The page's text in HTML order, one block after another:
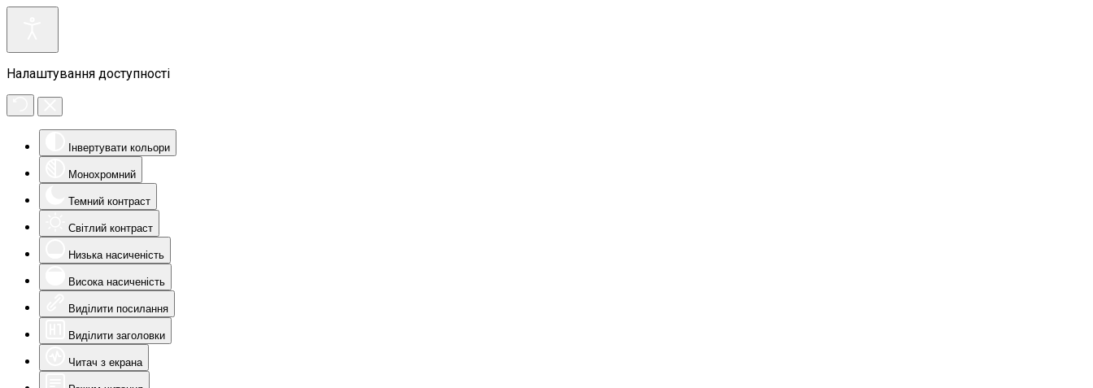
Налаштування доступності
Інвертувати кольори
Монохромний
Темний контраст
Світлий контраст
Низька насиченість
Висока насиченість
Виділити посилання
Виділити заголовки
Читач з екрана